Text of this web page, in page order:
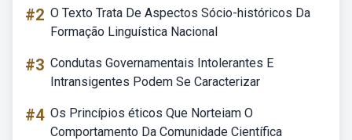
#2 O Texto Trata De Aspectos Sócio-históricos Da
Formação Linguística Nacional
#3 Condutas Governamentais Intolerantes E
Intransigentes Podem Se Caracterizar
#4 Os Princípios éticos Que Norteiam O
Comportamento Da Comunidade Científica